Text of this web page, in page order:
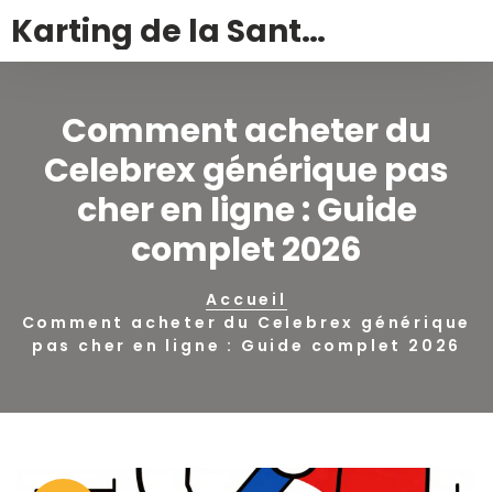
Karting de la Santé – Montalivet
Comment acheter du
Celebrex générique pas
cher en ligne : Guide
complet 2026
Accueil
Comment acheter du Celebrex générique
pas cher en ligne : Guide complet 2026